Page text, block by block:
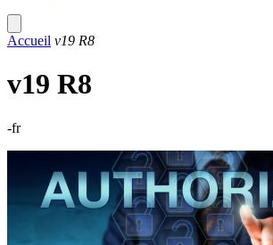
Accueil v19 R8
v19 R8
-fr